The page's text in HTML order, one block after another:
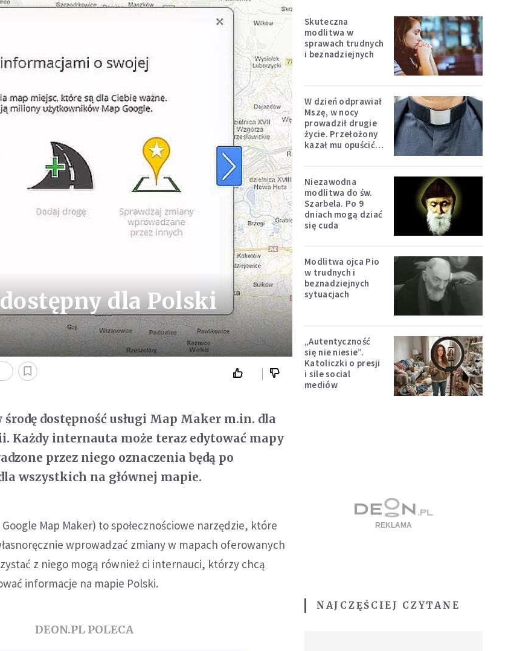
dla Polski
środę dostępność usługi Map Maker m.in. dla
Każdy internauta może teraz edytować mapy
przez niego oznaczenia będą po
wszystkich na głównej mapie.
Map Maker) to społecznościowe narzędzie, które
wprowadzać zmiany w mapach oferowanych
z niego mogą również ci internauci, którzy chcą
informacje na mapie Polski.
DEON.PL POLECA
Skuteczna
modlitwa w
sprawach trudnych
i beznadziejnych
W dzień odprawiał
Mszę, w nocy
prowadził drugie
życie. Przełożony
kazał mu opuścić
Niezawodna
modlitwa do św.
Szarbela. Po 9
dniach mogą dziać
się cuda
Modlitwa ojca Pio
w trudnych i
beznadziejnych
sytuacjach
„Autentyczność
się nie niesie”.
Katoliczki o presji
i sile social
mediów
NAJCZĘŚCIEJ CZYTANE